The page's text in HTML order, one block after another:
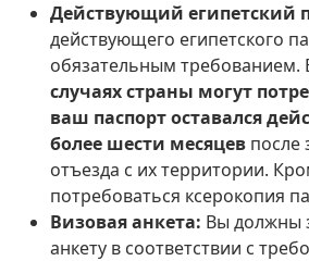
Действующий египетский
действующего египетского
обязательным требованием.
случаях страны могут
ваш паспорт оставался
более шести месяцевпосле
отъезда с их территории.
потребоваться ксерокопия
Визовая анкета: Вы должны
анкету в соответствии с